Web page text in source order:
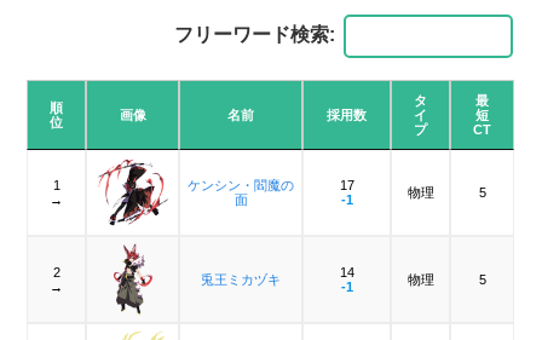
フリーワード検索:
順
位
画像 名前 採用数
タ
イ
プ
最
短
CT
1
→
ケンシン・閻魔の
面
17
-1
物理 5
2
→
兎王ミカヅキ
14
-1
物理 5